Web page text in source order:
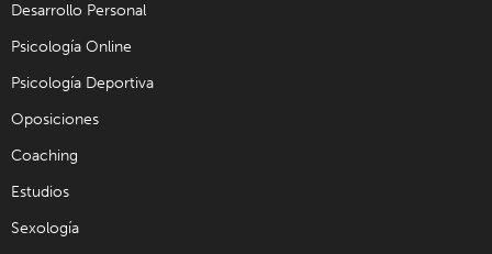
Desarrollo Personal
Psicología Online
Psicología Deportiva
Oposiciones
Coaching
Estudios
Sexología